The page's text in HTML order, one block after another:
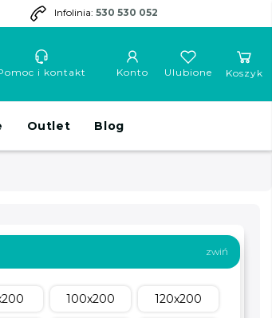
Infolinia: 530 530 052
i kontakt Konto Koszyk
Ulubione
Outlet Blog
100x200 120x200